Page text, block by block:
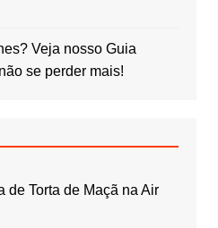
Veja nosso Guia
se perder mais!
de Torta de Maçã na Air